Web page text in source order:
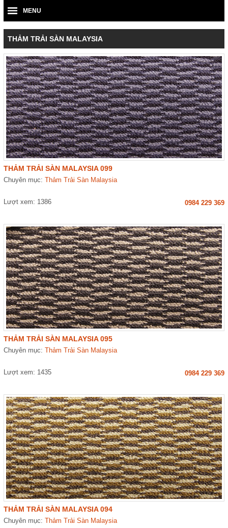
MENU
THẢM TRẢI SÀN MALAYSIA
THẢM TRẢI SÀN MALAYSIA 099
Chuyên mục:Thảm Trải Sàn Malaysia
Lượt xem: 1386 0984 229 369
THẢM TRẢI SÀN MALAYSIA 095
Chuyên mục:Thảm Trải Sàn Malaysia
Lượt xem: 1435 0984 229 369
THẢM TRẢI SÀN MALAYSIA 094
Chuyên mục:Thảm Trải Sàn Malaysia